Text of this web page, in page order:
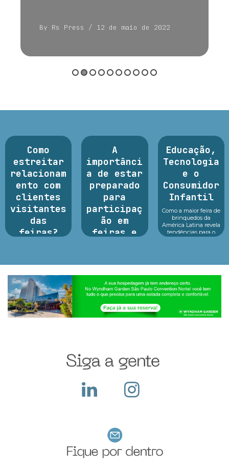
By Rs Press / 12 de maio de 2022
Como
estreitar
relacionam
ento com
clientes
visitantes
das
feiras?
recebe diversos
visitantes em seu
stand, apresenta seus
produtos e serviços,
ocorre a troca de
cartões e...
A
importânci
a de estar
preparado
para
participaç
ão em
feiras e
Sabemos que
exige um alto
investimento pois
local, a empresa deve
construir seu sta...
Educação,
Tecnologia
e o
Consumidor
Infantil
Como a maior feira de
brinquedos da
América Latina revela
tendências para o
futuro das crianças